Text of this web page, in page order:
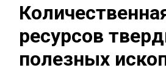
ресурсов
полезных